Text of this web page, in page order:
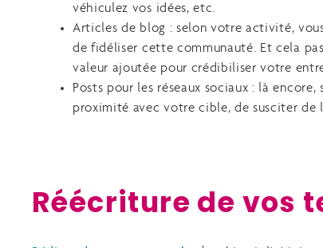
véhiculez vos idées, etc.
Articles de blog : selon votre activité,
de fidéliser cette communauté. Et cela
valeur ajoutée pour crédibiliser votre
Posts pour les réseaux sociaux : là
proximité avec votre cible, de susciter de
Réécriture de vos